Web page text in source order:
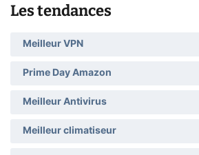
Les tendances
Meilleur VPN
Prime Day Amazon
Meilleur Antivirus
Meilleur climatiseur